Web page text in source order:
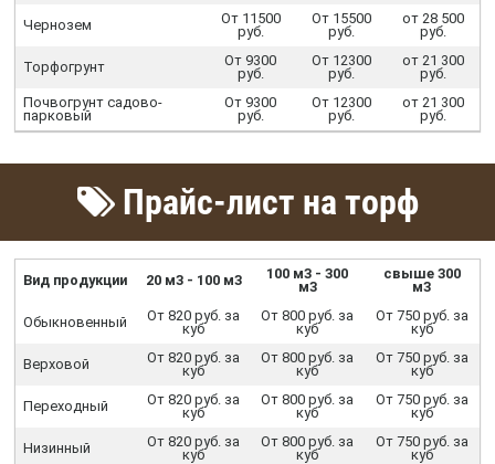
Чернозем
От 11500
руб.
От 15500
руб.
от 28 500
руб.
Торфогрунт
От 9300
руб.
От 12300
руб.
от 21 300
руб.
Почвогрунт садово-
парковый
От 9300
руб.
От 12300
руб.
от 21 300
руб.
Прайс-лист на торф
Вид продукции 20 м3 - 100 м3
100 м3 - 300
м3
свыше 300
м3
Обыкновенный
От 820 руб. за
куб
От 800 руб. за
куб
От 750 руб. за
куб
Верховой
От 820 руб. за
куб
От 800 руб. за
куб
От 750 руб. за
куб
Переходный
От 820 руб. за
куб
От 800 руб. за
куб
От 750 руб. за
куб
Низинный
От 820 руб. за
куб
От 800 руб. за
куб
От 750 руб. за
куб